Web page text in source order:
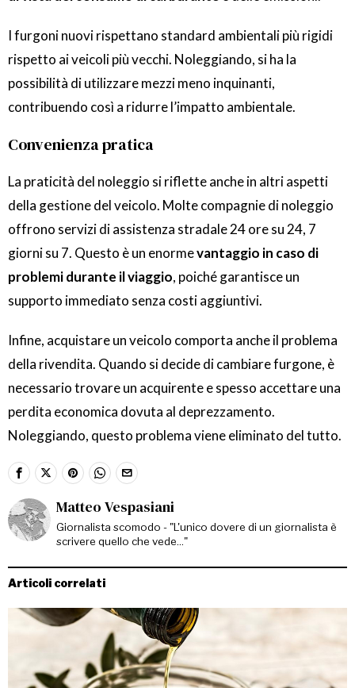
I furgoni nuovi rispettano standard ambientali più rigidi
rispetto ai veicoli più vecchi. Noleggiando, si ha la
possibilità di utilizzare mezzi meno inquinanti,
contribuendo così a ridurre l’impatto ambientale.
Convenienza pratica
La praticità del noleggio si riflette anche in altri aspetti
della gestione del veicolo. Molte compagnie di noleggio
offrono servizi di assistenza stradale 24 ore su 24, 7
giorni su 7. Questo è un enormevantaggio in caso di
problemi durante il viaggio, poiché garantisce un
supporto immediato senza costi aggiuntivi.
Infine, acquistare un veicolo comporta anche il problema
della rivendita. Quando si decide di cambiare furgone, è
necessario trovare un acquirente e spesso accettare una
perdita economica dovuta al deprezzamento.
Noleggiando, questo problema viene eliminato del tutto.
Matteo Vespasiani
Giornalista scomodo - "L'unico dovere di un giornalista è
scrivere quello che vede..."
Articoli correlati